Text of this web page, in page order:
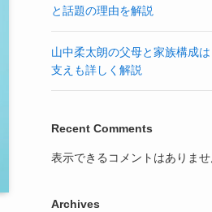
と話題の理由を解説
山中柔太朗の父母と家族構成
支えも詳しく解説
Recent Comments
表示できるコメントはありませ
Archives